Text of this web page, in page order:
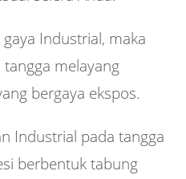
Industrial, maka
melayang
bergaya ekspos.
Industrial pada tangga
berbentuk tabung